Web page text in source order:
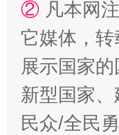
② 凡本网
它媒体，
展示国家
新型国家
民众/全民